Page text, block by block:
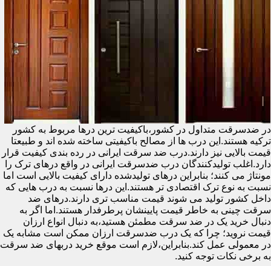
در ضدسرقت متداول در کشور،باکیفیت ترین درها مربوط به کشور
ترکیه هستند.این درب ها از مصالح باکیفیتی ساخته شده اند و طبیعتا
قیمت بالایی نیز دارند.درب ضد سرقت ایرانی در رده بندی کیفیت قرار
دارد.اغلب تولیدکنندگان درب ضدسرقت ایرانی در واقع درهای ترک را
مونتاژ می کنند؛ بنابراین درهای تولیدشده دارای کیفیت بالایی است اما
نسبت به نوع ترک اقتصادی تر هستند.این درها نسبت به درب هایی که
داخل کشور تولید می شوند قیمت مناسب تری دارند.درهای ضد
سرقت چینی به خاطر قیمت پایینشان پرطرفدار هستند.اما اگر به
دنبال خرید یک در ضد سرقت مطمئن هستید،به دنبال انواع ارزان
قیمت نروید؛ چرا که یک درب ضدسرقت ارزان ممکن است مشابه یک
در معمولی عمل کند.بنابراین،لازم است موقع خرید دربهای ضد سرقت
به برخی نکات توجه کنید.